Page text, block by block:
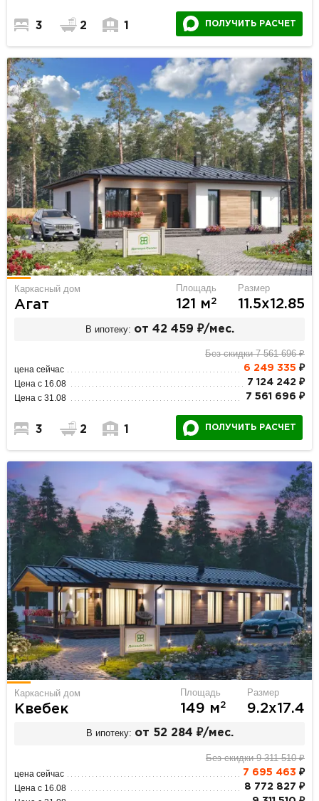
3 2 1 ПОЛУЧИТЬ РАСЧЕТ
Каркасный дом
Агат
Площадь
121 м2
Размер
11.5х12.85
В ипотеку: от 42 459 ₽/мес.
Без скидки 7 561 696 ₽
цена сейчас 6 249 335 ₽
Цена с 16.08 7 124 242 ₽
Цена с 31.08 7 561 696 ₽
3 2 1 ПОЛУЧИТЬ РАСЧЕТ
Каркасный дом
Квебек
Площадь
149 м2
Размер
9.2х17.4
В ипотеку: от 52 284 ₽/мес.
Без скидки 9 311 510 ₽
цена сейчас 7 695 463 ₽
Цена с 16.08 8 772 827 ₽